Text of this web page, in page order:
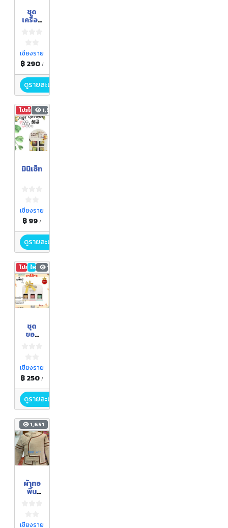
ชุด
เครื่อง
เชียงราย
฿ 290 /
ดูรายละเอียด
โปรโมชัน 1,550
มินิเซ็ท
เชียงราย
฿ 99/
ดูรายละเอียด
โปรโมชัน
ใหม่ 1,486
ชุด
ของ
เชียงราย
฿ 250/
ดูรายละเอียด
1,651
ผ้าทอ
พื้น
เชียงราย